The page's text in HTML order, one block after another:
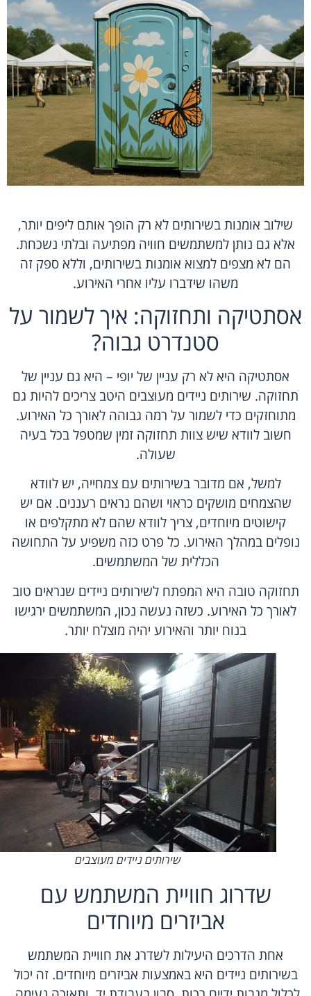
שילוב אומנות בשירותים לא רק הופך אותם ליפים יותר,
אלא גם נותן למשתמשים חוויה מפתיעה ובלתי נשכחת.
הם לא מצפים למצוא אומנות בשירותים, וללא ספק זה
משהו שידברו עליו אחרי האירוע.
אסתטיקה ותחזוקה: איך לשמור על
סטנדרט גבוה?
אסתטיקה היא לא רק עניין של יופי – היא גם עניין של
תחזוקה. שירותים ניידים מעוצבים היטב צריכים להיות גם
מתוחזקים כדי לשמור על רמה גבוהה לאורך כל האירוע.
חשוב לוודא שיש צוות תחזוקה זמין שמטפל בכל בעיה
שעולה.
למשל, אם מדובר בשירותים עם צמחייה, יש לוודא
שהצמחים מושקים כראוי ושהם נראים רעננים. אם יש
קישוטים מיוחדים, צריך לוודא שהם לא מתקלפים או
נופלים במהלך האירוע. כל פרט כזה משפיע על התחושה
הכללית של המשתמשים.
תחזוקה טובה היא המפתח לשירותים ניידים שנראים טוב
לאורך כל האירוע. כשזה נעשה נכון, המשתמשים ירגישו
בנוח יותר והאירוע יהיה מוצלח יותר.
שירותים ניידים מעוצבים
שדרוג חוויית המשתמש עם
אביזרים מיוחדים
אחת הדרכים היעילות לשדרג את חוויית המשתמש
בשירותים ניידים היא באמצעות אביזרים מיוחדים. זה יכול